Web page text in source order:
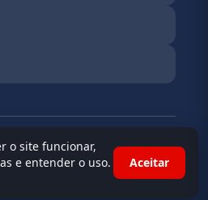
KGV 2026 •
Viana
o site funcionar,
e entender o uso.
Aceitar